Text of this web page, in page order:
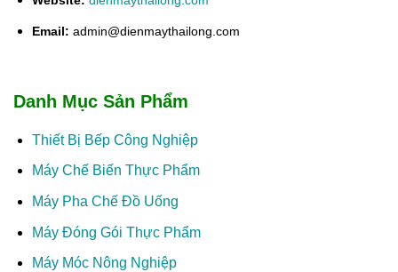
Email: admin@dienmaythailong.com
Danh Mục Sản Phẩm
Thiết Bị Bếp Công Nghiệp
Máy Chế Biến Thực Phẩm
Máy Pha Chế Đồ Uống
Máy Đóng Gói Thực Phẩm
Máy Móc Nông Nghiệp